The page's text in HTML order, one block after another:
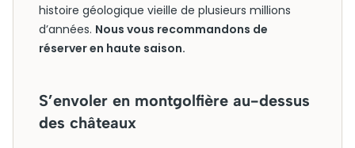
histoire géologique vieille de plusieurs millions
d’années. Nous vous recommandons de
réserver en haute saison.
S’envoler en montgolfière au-dessus
des châteaux